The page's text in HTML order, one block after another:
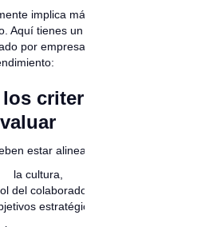
implica más que solo
Aquí tienes un proceso
por empresas de alto
criterios a
estar alineados a:
la cultura,
del colaborador,
estratégicos.